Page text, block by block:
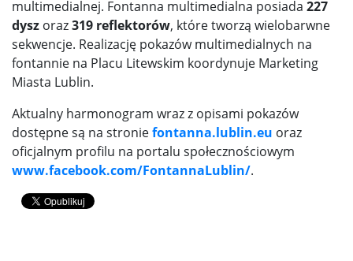
multimedialnej. Fontanna multimedialna posiada 227
dysz oraz319 reflektorów, które tworzą wielobarwne
sekwencje. Realizację pokazów multimedialnych na
fontannie na Placu Litewskim koordynuje Marketing
Miasta Lublin.
Aktualny harmonogram wraz z opisami pokazów
dostępne są na stroniefontanna.lublin.eu oraz
oficjalnym profilu na portalu społecznościowym
www.facebook.com/FontannaLublin/.